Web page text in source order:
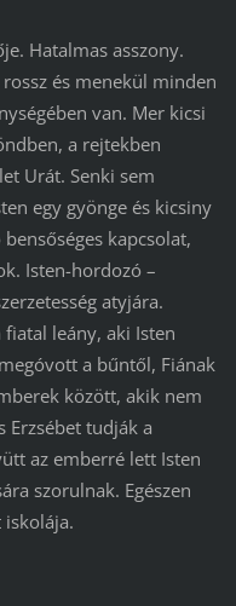
Hatalmas asszony.
és menekül minden
van. Mer kicsi
a rejtekben
Urát. Senki sem
egy gyönge és kicsiny
kapcsolat,
Isten-hordozó –
atyjára.
fiatal leány, aki Isten
a bűntől, Fiának
között, akik nem
Erzsébet tudják a
az emberré lett Isten
szorulnak. Egészen
iskolája.